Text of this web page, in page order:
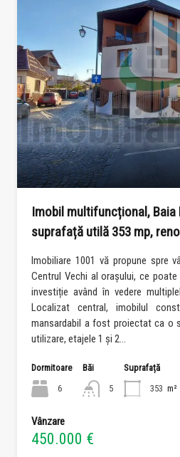
Imobil multifuncțional, Baia
suprafață utilă 353 mp,
Imobiliare 1001 vă propune spre
Centrul Vechi al orașului, ce
investiție având în vedere
Localizat central, imobilul
mansardabil a fost proiectat ca o
utilizare, etajele 1 și 2…
Dormitoare
6
Băi
5
Suprafață
353 m²
Vânzare
450.000 €